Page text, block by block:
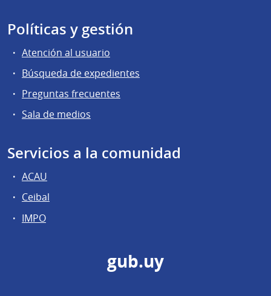
Políticas y gestión
Atención al usuario
Búsqueda de expedientes
Preguntas frecuentes
Sala de medios
Servicios a la comunidad
ACAU
Ceibal
IMPO
gub.uy